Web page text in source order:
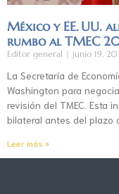
México y EE. UU.
rumbo al TMEC
Editor general junio 19,
La Secretaría de
Washington para
revisión del TMEC. Esta
bilateral antes del plazo
Leer más »